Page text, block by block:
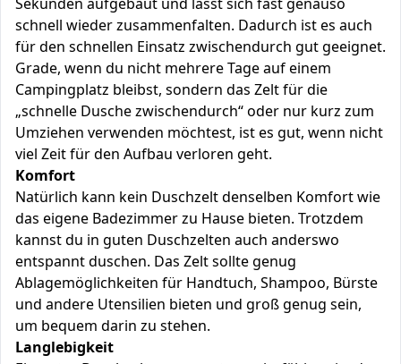
schnell wieder zusammenfalten. Dadurch ist es auch
für den schnellen Einsatz zwischendurch gut geeignet.
Grade, wenn du nicht mehrere Tage auf einem
Campingplatz bleibst, sondern das Zelt für die
„schnelle Dusche zwischendurch“ oder nur kurz zum
Umziehen verwenden möchtest, ist es gut, wenn nicht
viel Zeit für den Aufbau verloren geht.
Komfort
Natürlich kann kein Duschzelt denselben Komfort wie
das eigene Badezimmer zu Hause bieten. Trotzdem
kannst du in guten Duschzelten auch anderswo
entspannt duschen. Das Zelt sollte genug
Ablagemöglichkeiten für Handtuch, Shampoo, Bürste
und andere Utensilien bieten und groß genug sein,
um bequem darin zu stehen.
Langlebigkeit